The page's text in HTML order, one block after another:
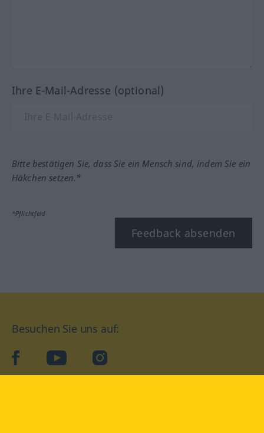
Ihre E-Mail-Adresse (optional)
Bitte bestätigen Sie, dass Sie ein Mensch sind, indem Sie ein
Häkchen setzen.*
*Pflichtfeld
Feedback absenden
Besuchen Sie uns auf:
facebookYouTube Instagram